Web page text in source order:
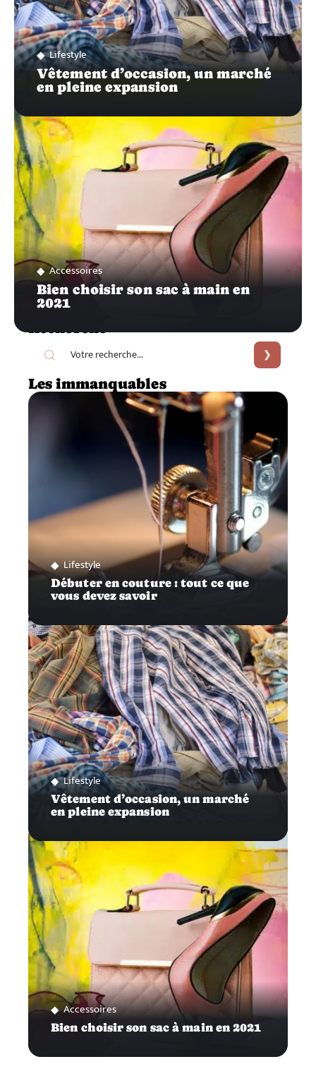
Lifestyle
Vêtement d’occasion, un marché
en pleine expansion
Accessoires
Bien choisir son sac à main en
2021
Recherche
Les immanquables
Lifestyle
Débuter en couture : tout ce que
vous devez savoir
Lifestyle
Vêtement d’occasion, un marché
en pleine expansion
Accessoires
Bien choisir son sac à main en 2021